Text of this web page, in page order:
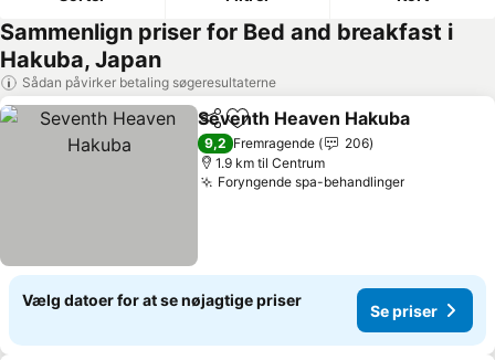
Sammenlign priser for Bed and breakfast i
Hakuba, Japan
Sådan påvirker betaling søgeresultaterne
Del Føj til favoritter
Seventh Heaven Hakuba
9,2 Fremragende
206
1.9 km til Centrum
Foryngende spa-behandlinger
Vælg datoer for at se nøjagtige priser
Se priser